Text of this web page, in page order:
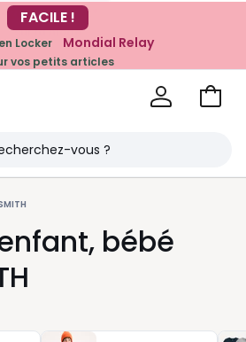
-20% dès 39€*
sur la mode
FACILE !
Locker Mondial Relay
vos petits articles
Voir
bébé